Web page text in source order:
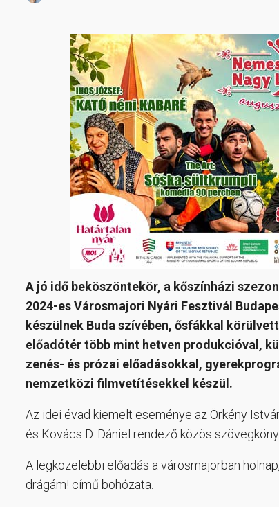
A jó idő beköszöntekör, a kőszínházi
2024-es Városmajori Nyári Fesztivál
készülnek Buda szívében, ősfákkal
előadótér több mint hetven produkcióval,
zenés- és prózai előadásokkal,
nemzetközi filmvetítésekkel készül.
Az idei évad kiemelt eseménye az Örkény
és Kovács D. Dániel rendező közös
A legközelebbi előadás a városmajorban
drágám! című bohózata.